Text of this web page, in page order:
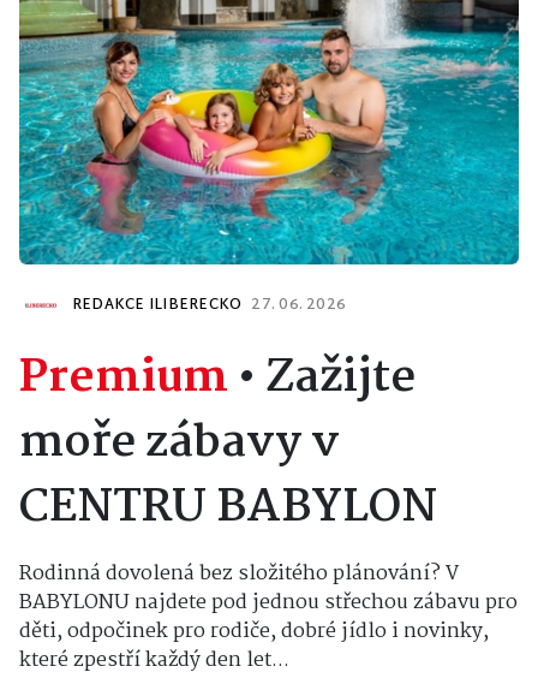
REDAKCE ILIBERECKO 27. 06. 2026
Premium•Zažijte
moře zábavy v
CENTRU BABYLON
Rodinná dovolená bez složitého plánování? V
BABYLONU najdete pod jednou střechou zábavu pro
děti, odpočinek pro rodiče, dobré jídlo i novinky,
které zpestří každý den let...